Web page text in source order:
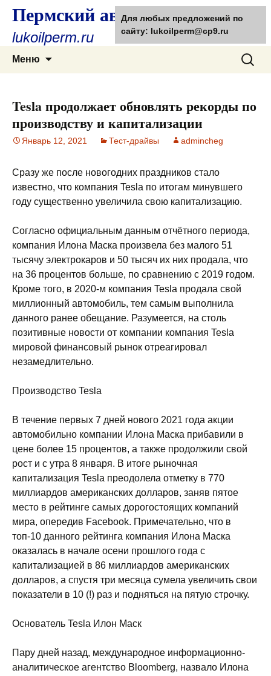
Пермский автолюбитель
lukoilperm.ru
Меню
Найти:
Tesla продолжает обновлять рекорды по
производству и капитализации
Январь 12, 2021 Тест-драйвы admincheg
Сразу же после новогодних праздников стало
известно, что компания Tesla по итогам минувшего
году существенно увеличила свою капитализацию.
Согласно официальным данным отчётного периода,
компания Илона Маска произвела без малого 51
тысячу электрокаров и 50 тысяч их них продала, что
на 36 процентов больше, по сравнению с 2019 годом.
Кроме того, в 2020-м компания Tesla продала свой
миллионный автомобиль, тем самым выполнила
данного ранее обещание. Разумеется, на столь
позитивные новости от компании компания Tesla
мировой финансовый рынок отреагировал
незамедлительно.
Производство Tesla
В течение первых 7 дней нового 2021 года акции
автомобильно компании Илона Маска прибавили в
цене более 15 процентов, а также продолжили свой
рост и с утра 8 января. В итоге рыночная
капитализация Tesla преодолела отметку в 770
миллиардов американских долларов, заняв пятое
место в рейтинге самых дорогостоящих компаний
мира, опередив Facebook. Примечательно, что в
топ-10 данного рейтинга компания Илона Маска
оказалась в начале осени прошлого года с
капитализацией в 86 миллиардов американских
долларов, а спустя три месяца сумела увеличить свои
показатели в 10 (!) раз и подняться на пятую строчку.
Основатель Tesla Илон Маск
Пару дней назад, международное информационно-
аналитическое агентство Bloomberg, назвало Илона
Для любых предложений по
сайту: lukoilperm@cp9.ru